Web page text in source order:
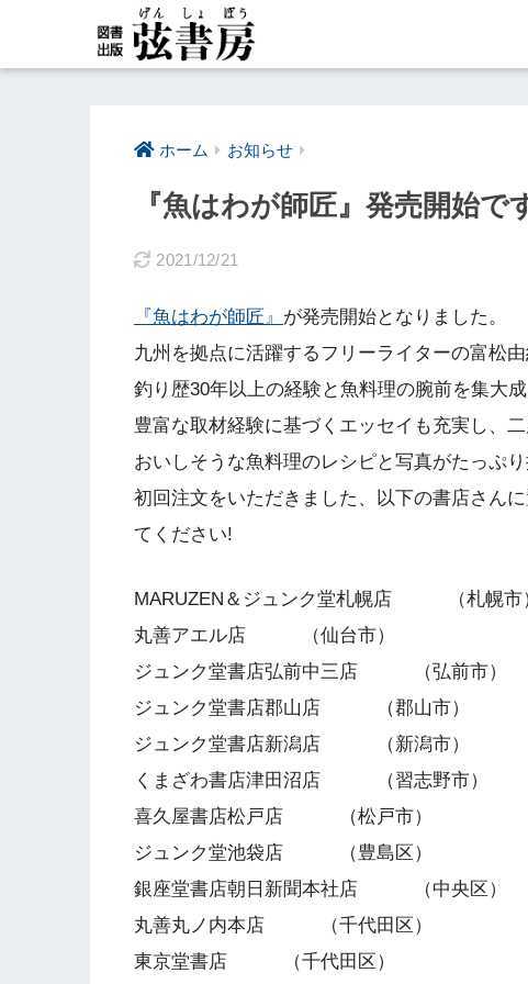
ホーム お知らせ
『魚はわが師匠』発売開始で
2021/12/21
『魚はわが師匠』 が発売開始となりました。
九州を拠点に活躍するフリーライターの富松由
釣り歴30年以上の経験と魚料理の腕前を集大成
豊富な取材経験に基づくエッセイも充実し、
おいしそうな魚料理のレシピと写真がたっぷり
初回注文をいただきました、以下の書店さん
てください!
MARUZEN＆ジュンク堂札幌店 （札幌市
丸善アエル店 （仙台市）
ジュンク堂書店弘前中三店 （弘前市）
ジュンク堂書店郡山店 （郡山市）
ジュンク堂書店新潟店 （新潟市）
くまざわ書店津田沼店 （習志野市）
喜久屋書店松戸店 （松戸市）
ジュンク堂池袋店 （豊島区）
銀座堂書店朝日新聞本社店 （中央区）
丸善丸ノ内本店 （千代田区）
東京堂書店 （千代田区）